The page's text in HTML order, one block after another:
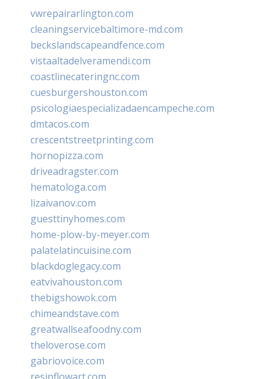
vwrepairarlington.com
cleaningservicebaltimore-md.com
beckslandscapeandfence.com
vistaaltadelveramendi.com
coastlinecateringnc.com
cuesburgershouston.com
psicologiaespecializadaencampeche.com
dmtacos.com
crescentstreetprinting.com
hornopizza.com
driveadragster.com
hematologa.com
lizaivanov.com
guesttinyhomes.com
home-plow-by-meyer.com
palatelatincuisine.com
blackdoglegacy.com
eatvivahouston.com
thebigshowok.com
chimeandstave.com
greatwallseafoodny.com
theloverose.com
gabriovoice.com